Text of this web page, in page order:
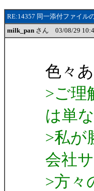
RE:14357 同一添付ファイル
milk_pan さん 03/08/29
色々
>ご理
は単
>私が
会社
>方々